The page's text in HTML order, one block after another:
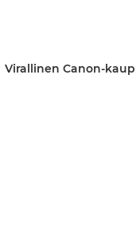
Virallinen Canon-